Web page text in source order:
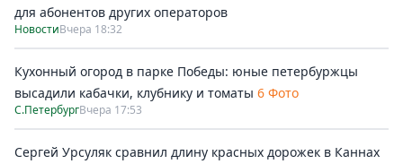
для абонентов других операторов
НовостиВчера 18:32
Кухонный огород в парке Победы: юные петербуржцы
высадили кабачки, клубнику и томаты 6 Фото
С.ПетербургВчера 17:53
Сергей Урсуляк сравнил длину красных дорожек в Каннах